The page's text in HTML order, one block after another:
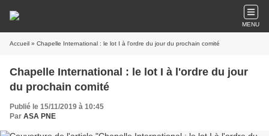
MENU
Accueil » Chapelle International : le lot I à l'ordre du jour du prochain comité
Chapelle International : le lot I à l'ordre du jour
du prochain comité
Publié le 15/11/2019 à 10:45
Par ASA PNE